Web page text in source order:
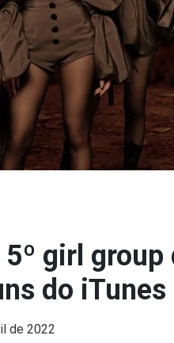
girl group
do iTunes
de 2022